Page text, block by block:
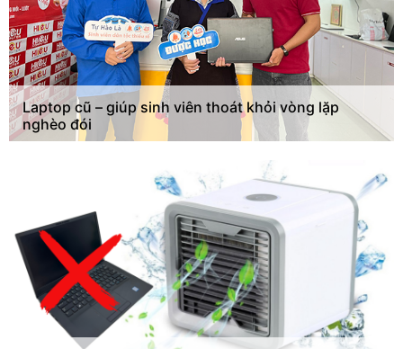
Laptop cũ – giúp sinh viên thoát khỏi vòng lặp
nghèo đói